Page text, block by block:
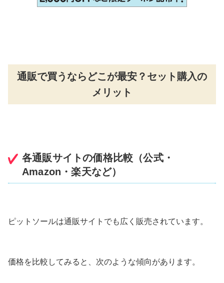
通販で買うならどこが最安？セット購入の
メリット
各通販サイトの価格比較（公式・
Amazon・楽天など）
ピットソールは通販サイトでも広く販売されています。
価格を比較してみると、次のような傾向があります。